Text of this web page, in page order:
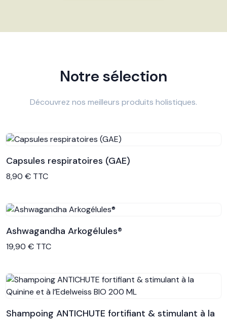
Notre sélection
Découvrez nos meilleurs produits holistiques.
Voir le produit
Capsules respiratoires (GAE)
8,90 € TTC
Voir le produit
Ashwagandha Arkogélules®
19,90 € TTC
Shampoing ANTICHUTE fortifiant & stimulant à la